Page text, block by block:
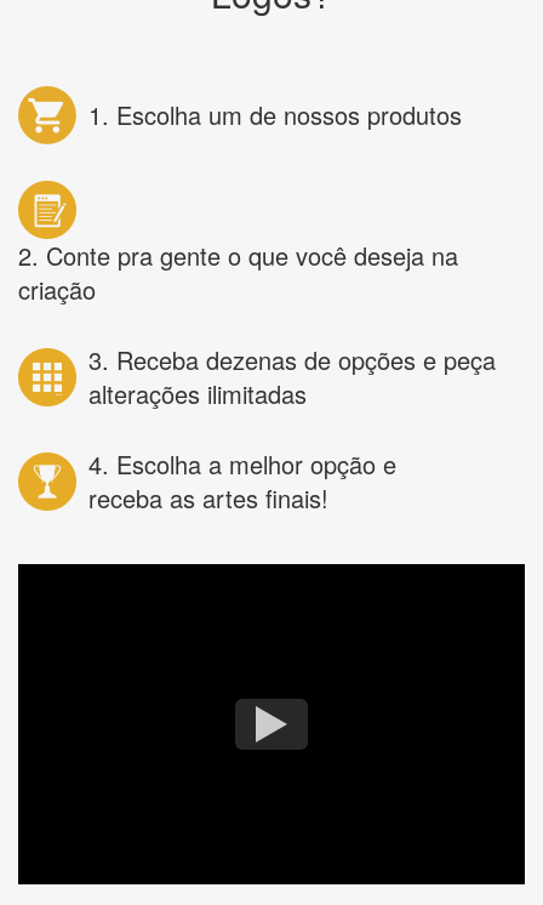
1. Escolha um de nossos produtos
2. Conte pra gente o que você deseja na
criação
3. Receba dezenas de opções e peça
alterações ilimitadas
4. Escolha a melhor opção e
receba as artes finais!